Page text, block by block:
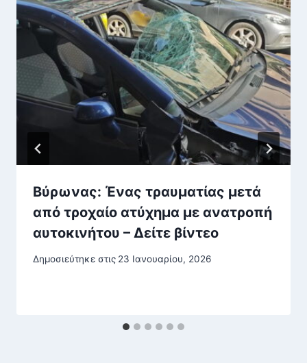
Βύρωνας: Ένας τραυματίας μετά
από τροχαίο ατύχημα με ανατροπή
αυτοκινήτου – Δείτε βίντεο
Δημοσιεύτηκε στις 23 Ιανουαρίου, 2026